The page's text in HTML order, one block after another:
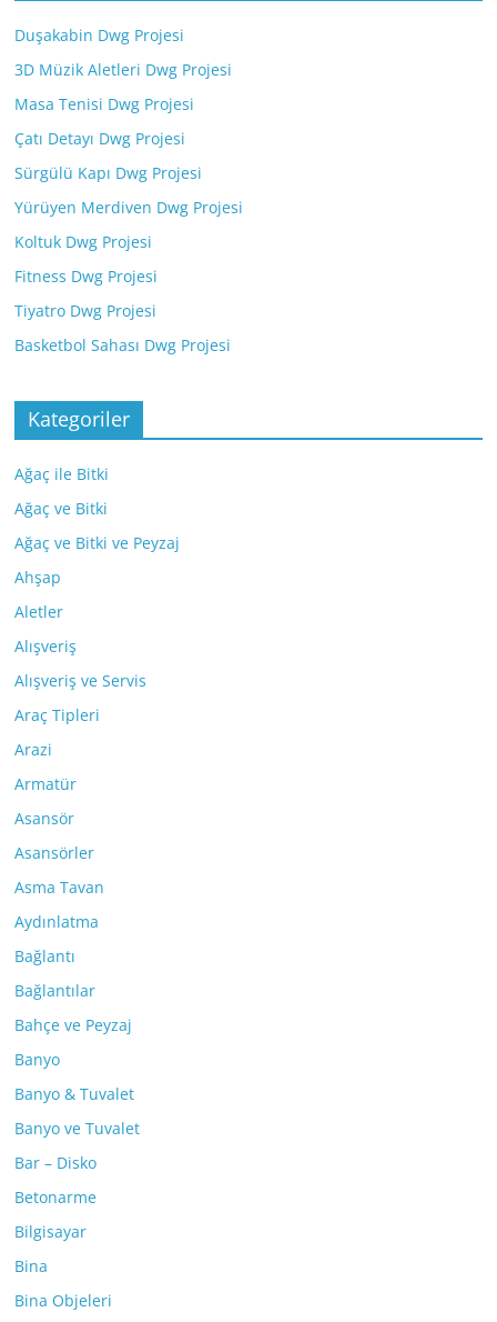
Duşakabin Dwg Projesi
3D Müzik Aletleri Dwg Projesi
Masa Tenisi Dwg Projesi
Çatı Detayı Dwg Projesi
Sürgülü Kapı Dwg Projesi
Yürüyen Merdiven Dwg Projesi
Koltuk Dwg Projesi
Fitness Dwg Projesi
Tiyatro Dwg Projesi
Basketbol Sahası Dwg Projesi
Kategoriler
Ağaç ile Bitki
Ağaç ve Bitki
Ağaç ve Bitki ve Peyzaj
Ahşap
Aletler
Alışveriş
Alışveriş ve Servis
Araç Tipleri
Arazi
Armatür
Asansör
Asansörler
Asma Tavan
Aydınlatma
Bağlantı
Bağlantılar
Bahçe ve Peyzaj
Banyo
Banyo & Tuvalet
Banyo ve Tuvalet
Bar – Disko
Betonarme
Bilgisayar
Bina
Bina Objeleri